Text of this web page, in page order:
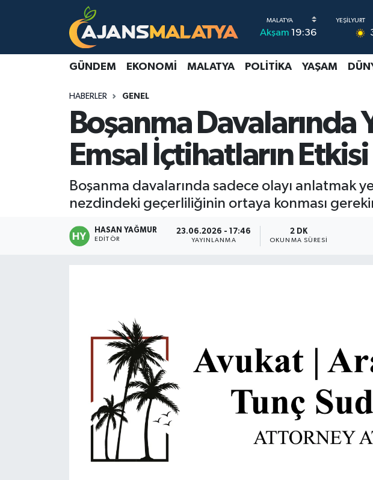
Akşam 19:36
GÜNDEM EKONOMI MALATYA POLITIKA YAŞAM
HABERLER GENEL
Boşanma Davalarında
Emsal İçtihatların Etkisi
Boşanma davalarında sadece olayı anlatmak
nezdindeki geçerliliğinin ortaya konması
HASAN YAĞMUR
EDITÖR
23.06.2026 - 17:46
YAYINLANMA
2 DK
OKUNMA SÜRESI
Gündem
Kültür & Sanat
Malatya Nöbetçi Eczaneler
Malatya Trafik Yoğunluk Haritası
TFF 3.Lig 2.Grup Puan Durumu ve Fikstür
Tüm Manşetler
Son Dakika Haberleri